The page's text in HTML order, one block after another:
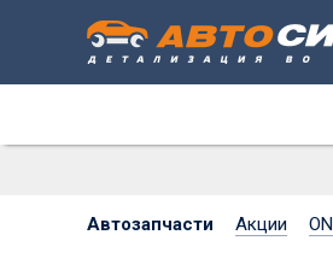
Автозапчасти Акции